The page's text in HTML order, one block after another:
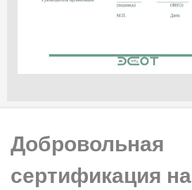
Добровольная
сертификация на